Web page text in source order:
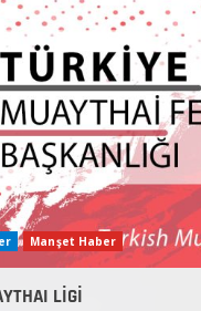
Manşet Haber
LİGİ